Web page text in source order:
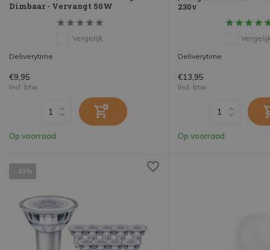
Dimbaar - Vervangt 50W
Vergelijk
Deliverytime
€9,95
Incl. btw
Op voorraad
230v
Deliverytime
€13,95
Incl. btw
Op voorraad
- 43%